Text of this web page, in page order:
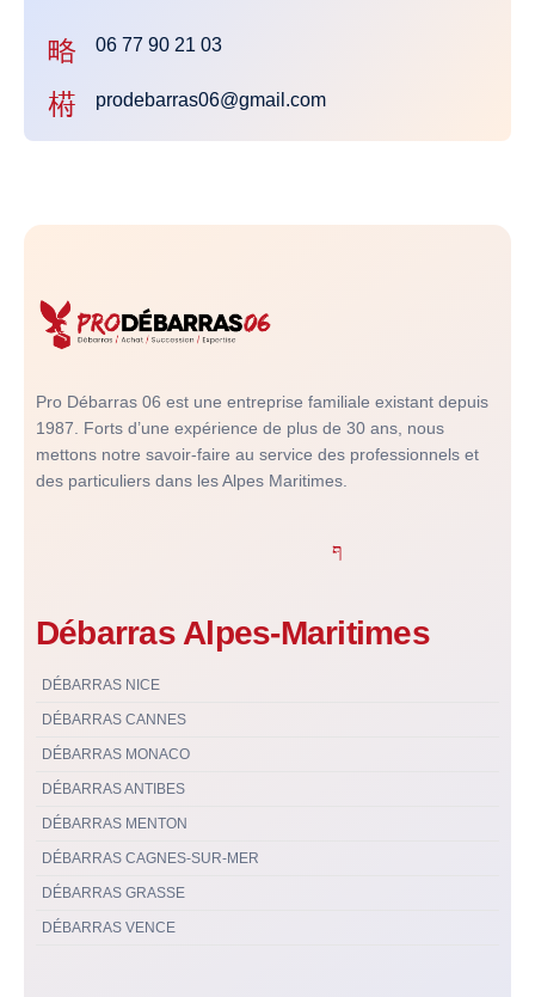
06 77 90 21 03
prodebarras06@gmail.com
Pro Débarras 06 est une entreprise familiale existant depuis
1987. Forts d’une expérience de plus de 30 ans, nous
mettons notre savoir-faire au service des professionnels et
des particuliers dans les Alpes Maritimes.
Débarras Alpes-Maritimes
DÉBARRAS NICE
DÉBARRAS CANNES
DÉBARRAS MONACO
DÉBARRAS ANTIBES
DÉBARRAS MENTON
DÉBARRAS CAGNES-SUR-MER
DÉBARRAS GRASSE
DÉBARRAS VENCE